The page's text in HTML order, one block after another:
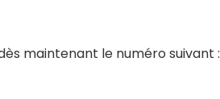
maintenant le numéro suivant :